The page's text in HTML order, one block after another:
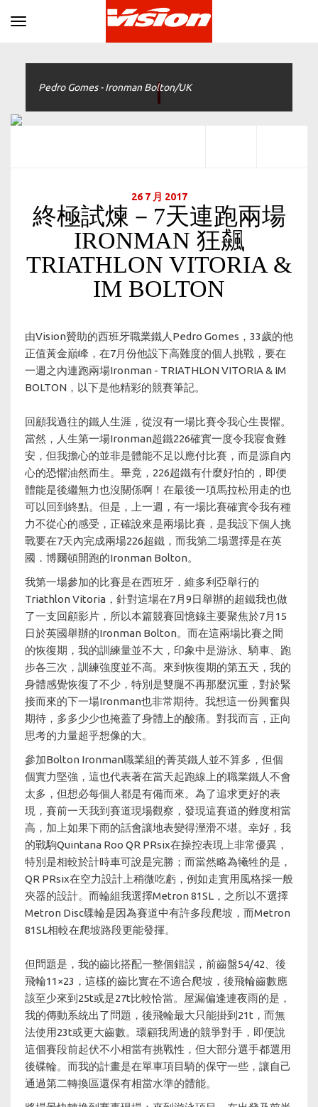
Toggle navigation
Pedro Gomes - Ironman Bolton/UK
26 7 月 2017
終極試煉－7天連跑兩場
IRONMAN 狂飆
TRIATHLON VITORIA &
IM BOLTON
由Vision贊助的西班牙職業鐵人Pedro Gomes，33歲的他
正值黃金巔峰，在7月份他設下高難度的個人挑戰，要在
一週之內連跑兩場Ironman - TRIATHLON VITORIA & IM
BOLTON，以下是他精彩的競賽筆記。
回顧我過往的鐵人生涯，從沒有一場比賽令我心生畏懼。
當然，人生第一場Ironman超鐵226確實一度令我寢食難
安，但我擔心的並非是體能不足以應付比賽，而是源自內
心的恐懼油然而生。畢竟，226超鐵有什麼好怕的，即便
體能是後繼無力也沒關係啊！在最後一項馬拉松用走的也
可以回到終點。但是，上一週，有一場比賽確實令我有種
力不從心的感受，正確說來是兩場比賽，是我設下個人挑
戰要在7天內完成兩場226超鐵，而我第二場選擇是在英
國．博爾頓開跑的Ironman Bolton。
我第一場參加的比賽是在西班牙．維多利亞舉行的
Triathlon Vitoria，針對這場在7月9日舉辦的超鐵我也做
了一支回顧影片，所以本篇競賽回憶錄主要聚焦於7月15
日於英國舉辦的Ironman Bolton。而在這兩場比賽之間
的恢復期，我的訓練量並不大，印象中是游泳、騎車、跑
步各三次，訓練強度並不高。來到恢復期的第五天，我的
身體感覺恢復了不少，特別是雙腿不再那麼沉重，對於緊
接而來的下一場Ironman也非常期待。我想這一份興奮與
期待，多多少少也掩蓋了身體上的酸痛。對我而言，正向
思考的力量超乎想像的大。
參加Bolton Ironman職業組的菁英鐵人並不算多，但個
個實力堅強，這也代表著在當天起跑線上的職業鐵人不會
太多，但想必每個人都是有備而來。為了追求更好的表
現，賽前一天我到賽道現場觀察，發現這賽道的難度相當
高，加上如果下雨的話會讓地表變得溼滑不堪。幸好，我
的戰駒Quintana Roo QR PRsix在操控表現上非常優異，
特別是相較於計時車可說是完勝；而當然略為犧牲的是，
QR PRsix在空力設計上稍微吃虧，例如走實用風格採一般
夾器的設計。而輪組我選擇Metron 81SL，之所以不選擇
Metron Disc碟輪是因為賽道中有許多段爬坡，而Metron
81SL相較在爬坡路段更能發揮。
但問題是，我的齒比搭配一整個錯誤，前齒盤54/42、後
飛輪11×23，這樣的齒比實在不適合爬坡，後飛輪齒數應
該至少來到25t或是27t比較恰當。屋漏偏逢連夜雨的是，
我的傳動系統出了問題，後飛輪最大只能掛到21t，而無
法使用23t或更大齒數。環顧我周邊的競爭對手，即便說
這個賽段前起伏不小相當有挑戰性，但大部分選手都選用
後碟輪。而我的計畫是在單車項目騎的保守一些，讓自己
通過第二轉換區還保有相當水準的體能。